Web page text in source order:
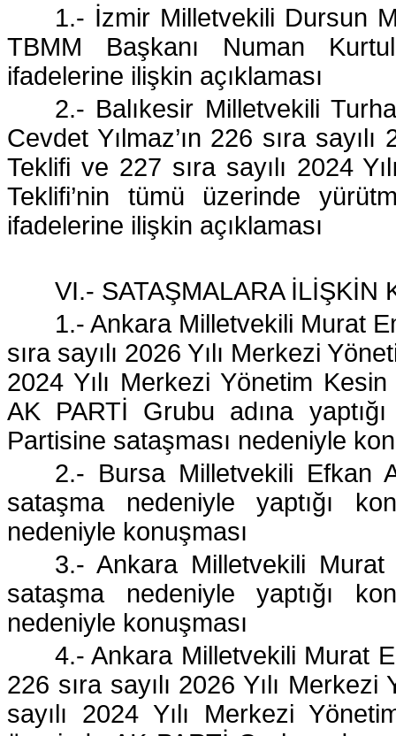
1.- İzmir Milletvekili Dursun
TBMM Başkanı Numan
ifadelerine ilişkin açıklaması
2.- Balıkesir Milletvekili
Cevdet Yılmaz’ın 226 sıra
Teklifi ve 227 sıra sayılı 2024
Teklifi’nin tümü üzerinde
ifadelerine ilişkin açıklaması
VI.- SATAŞMALARA İLİŞKİN
1.- Ankara Milletvekili Murat
sıra sayılı 2026 Yılı Merkezi
2024 Yılı Merkezi Yönetim
AK PARTİ Grubu adına
Partisine sataşması nedeniyle
2.- Bursa Milletvekili Efkan
sataşma nedeniyle yaptığı
nedeniyle konuşması
3.- Ankara Milletvekili Murat
sataşma nedeniyle yaptığı
nedeniyle konuşması
4.- Ankara Milletvekili Murat
226 sıra sayılı 2026 Yılı
sayılı 2024 Yılı Merkezi